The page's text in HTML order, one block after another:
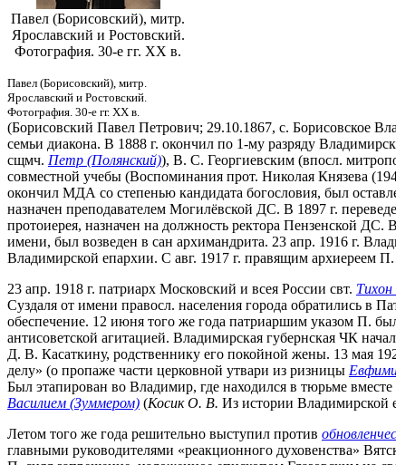
Павел (Борисовский), митр.
Ярославский и Ростовский.
Фотография. 30-е гг. XX в.
Павел (Борисовский), митр.
Ярославский и Ростовский.
Фотография. 30-е гг. XX в.
(Борисовский Павел Петрович; 29.10.1867, с. Борисовское
семьи диакона. В 1888 г. окончил по 1-му разряду
сщмч. Петр (Полянский)), В. С. Георгиевским (впосл.
совместной учебы (Воспоминания прот. Николая Князева
окончил МДА со степенью кандидата богословия, был
назначен преподавателем Могилёвской ДС. В 1897 г.
протоиерея, назначен на должность ректора Пензенской
имени, был возведен в сан архимандрита. 23 апр. 1916 г.
Владимирской епархии. С авг. 1917 г. правящим архиереем П.
23 апр. 1918 г. патриарх Московский и всея России свт. Тихон
Суздаля от имени правосл. населения города обратились в
обеспечение. 12 июня того же года патриаршим указом П.
антисоветской агитацией. Владимирская губернская ЧК
Д. В. Касаткину, родственнику его покойной жены. 13 мая
делу» (о пропаже части церковной утвари из ризницы
Был этапирован во Владимир, где находился в тюрьме
Василием (Зуммером) (Косик О. В. Из истории Владимирской
Летом того же года решительно выступил против
главными руководителями «реакционного духовенства»